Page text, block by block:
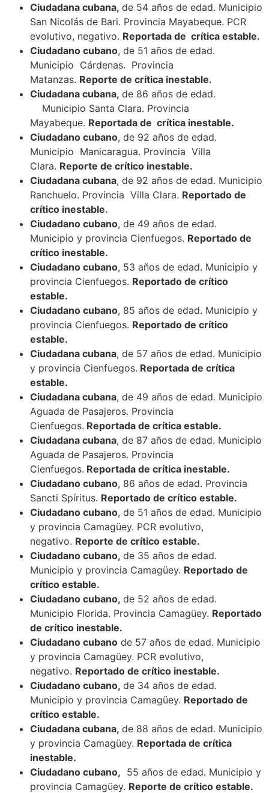
Ciudadana cubana, de 54 años de edad. Municipio
San Nicolás de Bari. Provincia Mayabeque. PCR
evolutivo, negativo. Reportada de crítica estable.
Ciudadano cubano, de 51 años de edad.
Municipio Cárdenas. Provincia
Matanzas. Reporte de crítica inestable.
Ciudadana cubana, de 86 años de edad.
Municipio Santa Clara. Provincia
Mayabeque. Reportada de crítica inestable.
Ciudadano cubano, de 92 años de edad.
Municipio Manicaragua. Provincia Villa
Clara. Reporte de crítico inestable.
Ciudadana cubana, de 92 años de edad. Municipio
Ranchuelo. Provincia Villa Clara. Reportado de
crítico inestable.
Ciudadano cubano, de 49 años de edad.
Municipio y provincia Cienfuegos. Reportado de
crítico inestable.
Ciudadano cubano, 53 años de edad. Municipio y
provincia Cienfuegos. Reportado de crítico
estable.
Ciudadano cubano, 85 años de edad. Municipio y
provincia Cienfuegos. Reportado de crítico
estable.
Ciudadana cubana, de 57 años de edad. Municipio
y provincia Cienfuegos. Reportada de crítica
estable.
Ciudadana cubana, de 49 años de edad. Municipio
Aguada de Pasajeros. Provincia
Cienfuegos. Reportada de crítica estable.
Ciudadana cubana, de 87 años de edad. Municipio
Aguada de Pasajeros. Provincia
Cienfuegos. Reportada de crítica inestable.
Ciudadano cubano, 86 años de edad. Provincia
Sancti Spíritus. Reportado de crítico estable.
Ciudadano cubano, de 51 años de edad. Municipio
y provincia Camagüey. PCR evolutivo,
negativo. Reporte de crítico estable.
Ciudadano cubano, de 35 años de edad.
Municipio y provincia Camagüey. Reportado de
crítico estable.
Ciudadano cubano, de 52 años de edad.
Municipio Florida. Provincia Camagüey. Reportado
de crítico inestable.
Ciudadano cubano de 57 años de edad. Municipio
y provincia Camagüey. PCR evolutivo,
negativo. Reportado de crítico inestable.
Ciudadano cubano, de 34 años de edad.
Municipio y provincia Camagüey. Reportado de
crítico estable.
Ciudadana cubana, de 88 años de edad. Municipio
y provincia Camagüey. Reportada de crítica
inestable.
Ciudadano cubano, 55 años de edad. Municipio y
provincia Camagüey. Reporte de crítico estable.